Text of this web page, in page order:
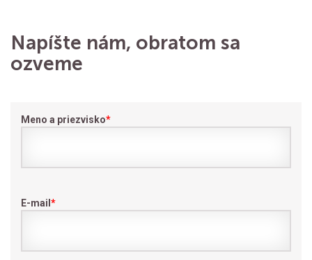
Napíšte nám, obratom sa
ozveme
Meno a priezvisko*
E-mail *